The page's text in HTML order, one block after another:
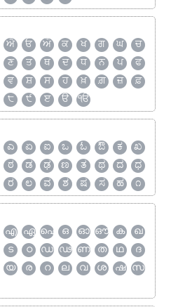
ਐ ਓ ਔ ਕ ਖ ਗ ਘ
ਚ
ਣ ਤ ਥ ਦ ਧ ਨ ਪ
ਫ
ਵ ਸ਼ ਸ ਹ ਖ਼ ਗ਼ ਜ਼
ਫ਼
੮ ੯ ੲ ੳ ੴ
ಎ ಏ ಐ ಒ ಓ ಔ ಕ
ಖ
ಠ ಡ ಢ ಣ ತ ಥ ದ
ಧ
ರ ಲ ವ ಶ ಷ ಸ ಹ ೧
എ ഏ ഐ ഒ ഓ ഔ ക
ഖ
ട ഠ ഡ ഢ ണ ത ഥ
ദ
യ ര റ ല വ ശ ഷ
സ